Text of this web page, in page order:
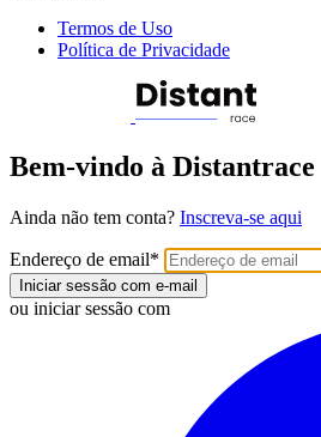
Termos de Uso
Política de Privacidade
Bem-vindo à Distantrace
Ainda não tem conta? Inscreva-se aqui
Endereço de email*
Iniciar sessão com e-mail
ou iniciar sessão com